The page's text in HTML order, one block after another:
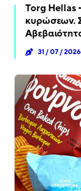
Torg Hellas
κυρώσεων.
31 / 07 / 2026